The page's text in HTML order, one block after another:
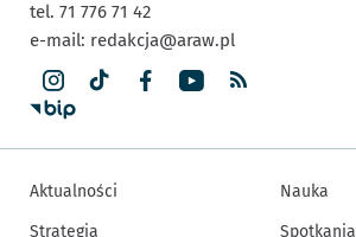
tel. 71 776 71 42
e-mail: redakcja@araw.pl
Aktualności
Strategia
Nauka
Spotkania